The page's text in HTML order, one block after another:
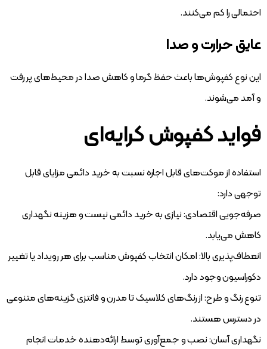
احتمالی را کم می‌کنند.
عایق حرارت و صدا
این نوع کفپوش‌ها باعث حفظ گرما و کاهش صدا در محیط‌های پر رفت
و آمد می‌شوند.
فواید کفپوش کرایه‌ای
استفاده از موکت‌های قابل اجاره نسبت به خرید دائمی مزایای قابل
توجهی دارد:
صرفه‌جویی اقتصادی: نیازی به خرید دائمی نیست و هزینه نگهداری
کاهش می‌یابد.
انعطاف‌پذیری بالا: امکان انتخاب کفپوش مناسب برای هر رویداد یا تغییر
دکوراسیون وجود دارد.
تنوع رنگ و طرح: از رنگ‌های کلاسیک تا مدرن و فانتزی گزینه‌های متنوعی
در دسترس هستند.
نگهداری آسان: نصب و جمع‌آوری توسط ارائه‌دهنده خدمات انجام